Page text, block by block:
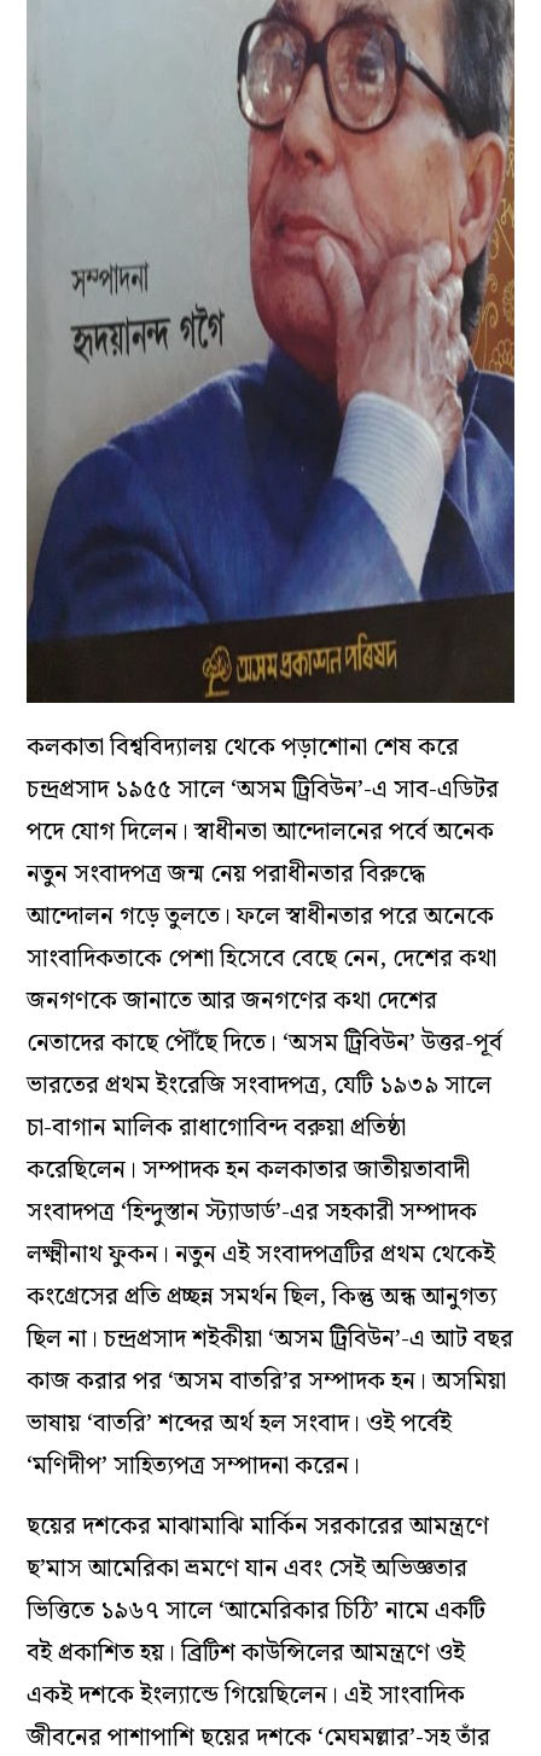
কলকাতা বিশ্ববিদ্যালয় থেকে পড়াশোনা শেষ করে
চন্দ্রপ্রসাদ ১৯৫৫ সালে ‘অসম ট্রিবিউন’-এ সাব-এডিটর
পদে যোগ দিলেন। স্বাধীনতা আন্দোলনের পর্বে অনেক
নতুন সংবাদপত্র জন্ম নেয় পরাধীনতার বিরুদ্ধে
আন্দোলন গড়ে তুলতে। ফলে স্বাধীনতার পরে অনেকে
সাংবাদিকতাকে পেশা হিসেবে বেছে নেন, দেশের কথা
জনগণকে জানাতে আর জনগণের কথা দেশের
নেতাদের কাছে পৌঁছে দিতে। ‘অসম ট্রিবিউন’ উত্তর-পূর্ব
ভারতের প্রথম ইংরেজি সংবাদপত্র, যেটি ১৯৩৯ সালে
চা-বাগান মালিক রাধাগোবিন্দ বরুয়া প্রতিষ্ঠা
করেছিলেন। সম্পাদক হন কলকাতার জাতীয়তাবাদী
সংবাদপত্র ‘হিন্দুস্তান স্ট‍্যাডার্ড’-এর সহকারী সম্পাদক
লক্ষ্মীনাথ ফুকন। নতুন এই সংবাদপত্রটির প্রথম থেকেই
কংগ্রেসের প্রতি প্রচ্ছন্ন সমর্থন ছিল, কিন্তু অন্ধ আনুগত্য
ছিল না। চন্দ্রপ্রসাদ শইকীয়া ‘অসম ট্রিবিউন’-এ আট বছর
কাজ করার পর ‘অসম বাতরি’র সম্পাদক হন। অসমিয়া
ভাষায় ‘বাতরি’ শব্দের অর্থ হল সংবাদ। ওই পর্বেই
‘মণিদীপ’ সাহিত্যপত্র সম্পাদনা করেন।
ছয়ের দশকের মাঝামাঝি মার্কিন সরকারের আমন্ত্রণে
ছ’মাস আমেরিকা ভ্রমণে যান এবং সেই অভিজ্ঞতার
ভিত্তিতে ১৯৬৭ সালে ‘আমেরিকার চিঠি’ নামে একটি
বই প্রকাশিত হয়। ব্রিটিশ কাউন্সিলের আমন্ত্রণে ওই
একই দশকে ইংল্যান্ডে গিয়েছিলেন। এই সাংবাদিক
জীবনের পাশাপাশি ছয়ের দশকে ‘মেঘমল্লার’-সহ তাঁর